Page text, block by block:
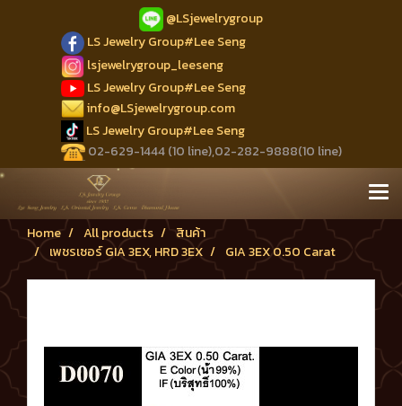
@LSjewelrygroup
LS Jewelry Group#Lee Seng
lsjewelrygroup_leeseng
LS Jewelry Group#Lee Seng
info@LSjewelrygroup.com
LS Jewelry Group#Lee Seng
02-629-1444 (10 line),02-282-9888(10 line)
Home All products
สินค้า
เพชรเซอร์ GIA 3EX, HRD 3EX
GIA 3EX 0.50 Carat